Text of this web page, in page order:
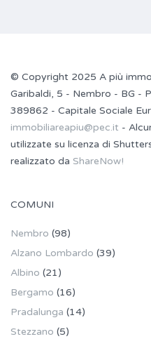
© Copyright 2025 A più
Garibaldi, 5 - Nembro - BG -
389862 - Capitale Sociale
immobiliareapiu@pec.it -
utilizzate su licenza di
realizzato da ShareNow!
COMUNI
Nembro (98)
Alzano Lombardo (39)
Albino (21)
Bergamo (16)
Pradalunga (14)
Stezzano (5)